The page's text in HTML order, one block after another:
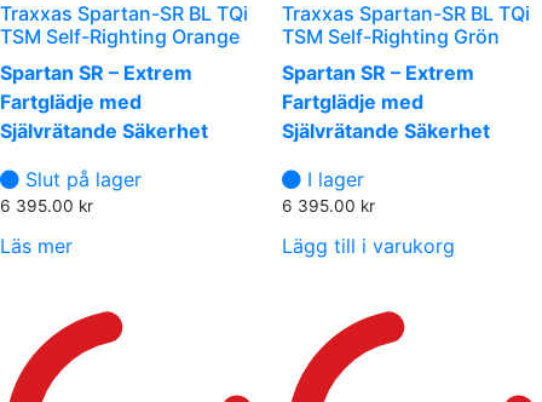
Traxxas Spartan-SR BL TQi
TSM Self-Righting Orange
Spartan SR – Extrem
Fartglädje med
Självrätande Säkerhet
Slut på lager
6 395.00 kr
Läs mer
Traxxas Spartan-SR BL TQi
TSM Self-Righting Grön
Spartan SR – Extrem
Fartglädje med
Självrätande Säkerhet
I lager
6 395.00 kr
Lägg till i varukorg